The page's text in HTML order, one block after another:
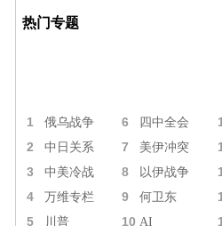
热门专题
1 俄乌战争 6 四中全会
2 中日关系 7 美伊冲突
3 中美冷战 8 以伊战争
4 万维专栏 9 何卫东
5 川普 10 AI